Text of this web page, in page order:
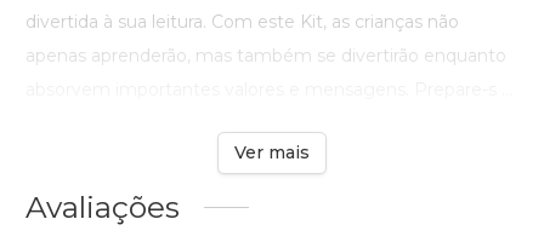
divertida à sua leitura. Com este Kit, as crianças não
apenas aprenderão, mas também se divertirão enquanto
Ver mais
Avaliações